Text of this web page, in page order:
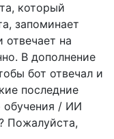
который
запоминает
отвечает на
В дополнение
бот отвечал и
последние
обучения / ИИ
Пожалуйста,